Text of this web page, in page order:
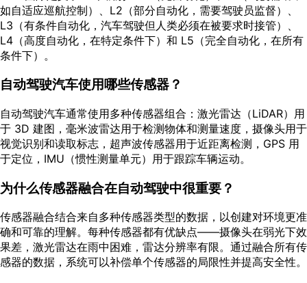
如自适应巡航控制）、L2（部分自动化，需要驾驶员监督）、
L3（有条件自动化，汽车驾驶但人类必须在被要求时接管）、
L4（高度自动化，在特定条件下）和 L5（完全自动化，在所有
条件下）。
自动驾驶汽车使用哪些传感器？
自动驾驶汽车通常使用多种传感器组合：激光雷达（LiDAR）用
于 3D 建图，毫米波雷达用于检测物体和测量速度，摄像头用于
视觉识别和读取标志，超声波传感器用于近距离检测，GPS 用
于定位，IMU（惯性测量单元）用于跟踪车辆运动。
为什么传感器融合在自动驾驶中很重要？
传感器融合结合来自多种传感器类型的数据，以创建对环境更准
确和可靠的理解。每种传感器都有优缺点——摄像头在弱光下效
果差，激光雷达在雨中困难，雷达分辨率有限。通过融合所有传
感器的数据，系统可以补偿单个传感器的局限性并提高安全性。